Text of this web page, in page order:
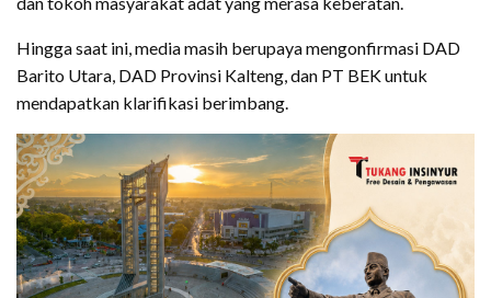
Hingga saat ini, media masih berupaya mengonfirmasi DAD
Barito Utara, DAD Provinsi Kalteng, dan PT BEK untuk
mendapatkan klarifikasi berimbang.